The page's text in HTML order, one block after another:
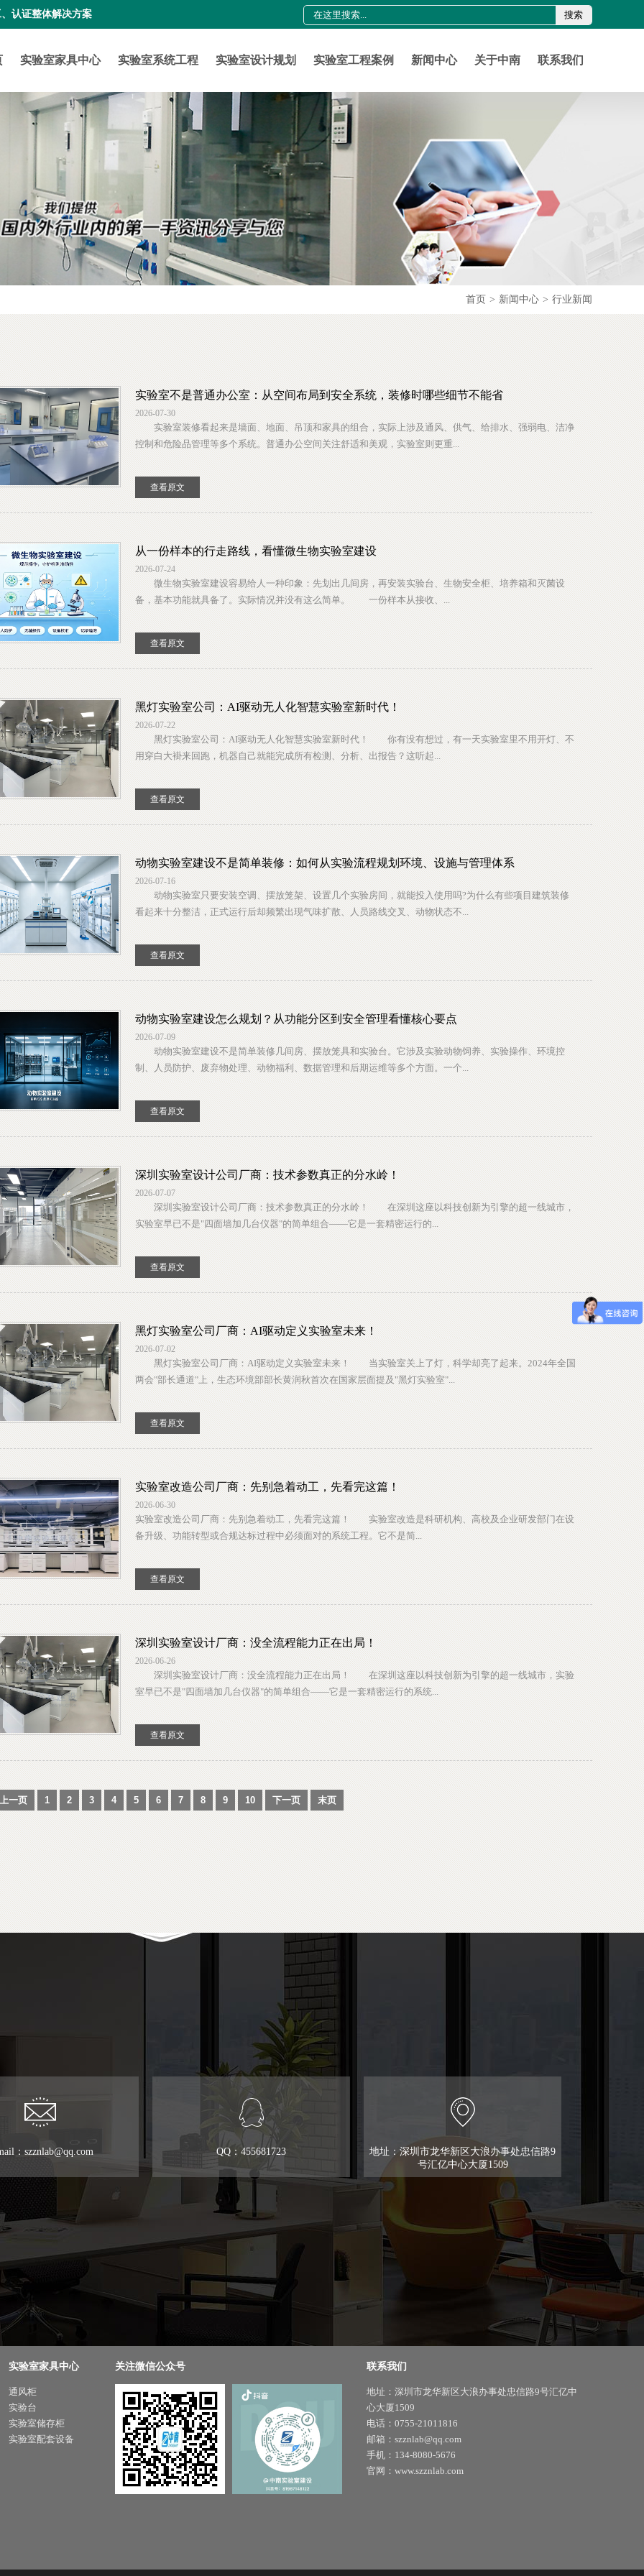
认证整体解决方案 搜索
实验室家具中心 实验室系统工程 实验室设计规划 实验室工程案例 新闻中心 关于中南 联系我们
首页 > 新闻中心 > 行业新闻
实验室不是普通办公室：从空间布局到安全系统，装修时哪些细节不能省
2026-07-30
实验室装修看起来是墙面、地面、吊顶和家具的组合，实际上涉及通风、供气、给排水、强弱电、洁净
控制和危险品管理等多个系统。普通办公空间关注舒适和美观，实验室则更重...
查看原文
从一份样本的行走路线，看懂微生物实验室建设
2026-07-24
微生物实验室建设容易给人一种印象：先划出几间房，再安装实验台、生物安全柜、培养箱和灭菌设
备，基本功能就具备了。实际情况并没有这么简单。 一份样本从接收、...
查看原文
黑灯实验室公司：AI驱动无人化智慧实验室新时代！
2026-07-22
黑灯实验室公司：AI驱动无人化智慧实验室新时代！ 你有没有想过，有一天实验室里不用开灯、不
用穿白大褂来回跑，机器自己就能完成所有检测、分析、出报告？这听起...
查看原文
动物实验室建设不是简单装修：如何从实验流程规划环境、设施与管理体系
2026-07-16
动物实验室只要安装空调、摆放笼架、设置几个实验房间，就能投入使用吗?为什么有些项目建筑装修
看起来十分整洁，正式运行后却频繁出现气味扩散、人员路线交叉、动物状态不...
查看原文
动物实验室建设怎么规划？从功能分区到安全管理看懂核心要点
2026-07-09
动物实验室建设不是简单装修几间房、摆放笼具和实验台。它涉及实验动物饲养、实验操作、环境控
制、人员防护、废弃物处理、动物福利、数据管理和后期运维等多个方面。一个...
查看原文
深圳实验室设计公司厂商：技术参数真正的分水岭！
2026-07-07
深圳实验室设计公司厂商：技术参数真正的分水岭！ 在深圳这座以科技创新为引擎的超一线城市，
实验室早已不是"四面墙加几台仪器"的简单组合——它是一套精密运行的...
查看原文
黑灯实验室公司厂商：AI驱动定义实验室未来！
2026-07-02
黑灯实验室公司厂商：AI驱动定义实验室未来！ 当实验室关上了灯，科学却亮了起来。2024年全国
两会"部长通道"上，生态环境部部长黄润秋首次在国家层面提及"黑灯实验室"...
查看原文
实验室改造公司厂商：先别急着动工，先看完这篇！
2026-06-30
实验室改造公司厂商：先别急着动工，先看完这篇！ 实验室改造是科研机构、高校及企业研发部门在设
备升级、功能转型或合规达标过程中必须面对的系统工程。它不是简...
查看原文
深圳实验室设计厂商：没全流程能力正在出局！
2026-06-26
深圳实验室设计厂商：没全流程能力正在出局！ 在深圳这座以科技创新为引擎的超一线城市，实验
室早已不是"四面墙加几台仪器"的简单组合——它是一套精密运行的系统...
查看原文
上一页 1 2 3 4 5 6 7 8 9 10 下一页 末页
：szznlab@qq.com QQ：455681723
地址：深圳市龙华新区大浪办事处忠信路9
号汇亿中心大厦1509
实验室家具中心
通风柜
实验台
实验室储存柜
实验室配套设备
关注微信公众号 联系我们
地址：深圳市龙华新区大浪办事处忠信路9号汇亿中
心大厦1509
电话：0755-21011816
邮箱：szznlab@qq.com
手机：134-8080-5676
官网：www.szznlab.com